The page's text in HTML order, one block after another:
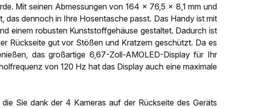
Mit seinen Abmessungen von 164 x 76,5 x 8,1 mm und
das dennoch in Ihre Hosentasche passt. Das Handy ist mit
einem robusten Kunststoffgehäuse gestaltet. Dadurch ist
Rückseite gut vor Stößen und Kratzern geschützt. Da es
das großartige 6,67-Zoll-AMOLED-Display für Ihr
von 120 Hz hat das Display auch eine maximale
Sie dank der 4 Kameras auf der Rückseite des Geräts